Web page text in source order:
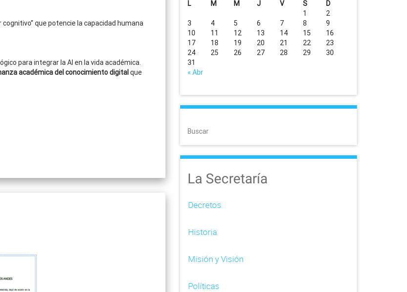
cognitivo” que potencie la capacidad humana
para integrar la AI en la vida académica.
académica del conocimiento digitalque
L
M M J V S D
« Abr
1
2
3
4 5 6 7 8
9
10
11 12 13 14 15
16
17
18 19 20 21 22
23
24
25 26 27 28 29
30
31
Buscar
La Secretaría
Decretos
Historia
Misión y Visión
Políticas